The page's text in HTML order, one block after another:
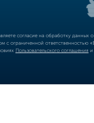
согласие на обработку
с ограниченной
Пользовательского соглашения и